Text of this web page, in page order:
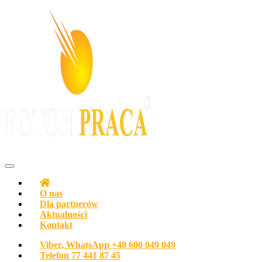
O nas
Dla partnerów
Aktualności
Kontakt
Viber, WhatsApp +48 600 049 049
Telefon 77 441 87 45